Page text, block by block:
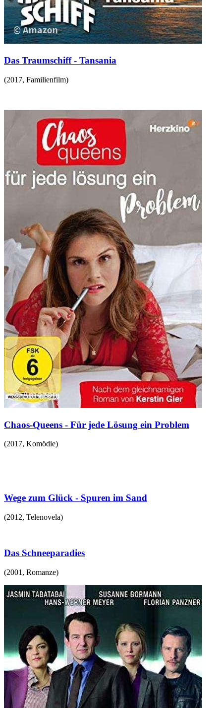
Das Traumschiff - Tansania
(2017, Familienfilm)
Chaos-Queens - Für jede Lösung ein Problem
(2017, Komödie)
Wege zum Glück - Spuren im Sand
(2012, Telenovela)
Das Schneeparadies
(2001 , Romanze)